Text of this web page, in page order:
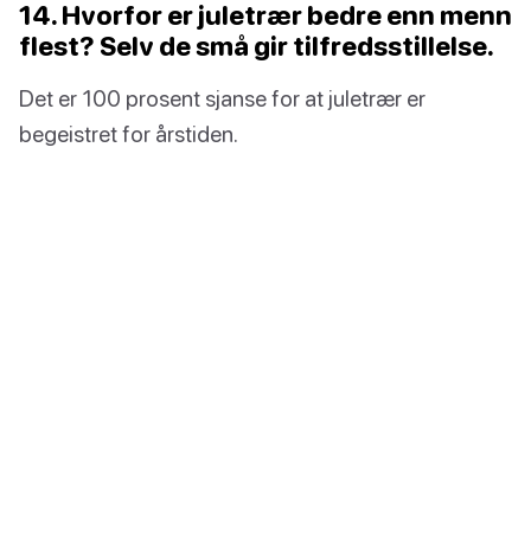
14. Hvorfor er juletrær bedre enn menn
flest? Selv de små gir tilfredsstillelse.
Det er 100 prosent sjanse for at juletrær er
begeistret for årstiden.